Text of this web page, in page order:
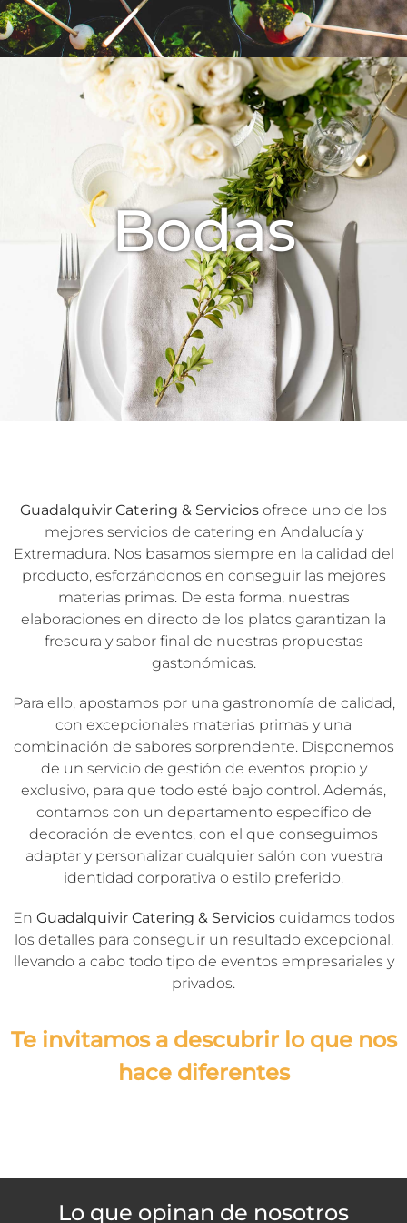
Bodas
Guadalquivir Catering & Servicios ofrece uno de los
mejores servicios de catering en Andalucía y
Extremadura. Nos basamos siempre en la calidad del
producto, esforzándonos en conseguir las mejores
materias primas. De esta forma, nuestras
elaboraciones en directo de los platos garantizan la
frescura y sabor final de nuestras propuestas
gastonómicas.
Para ello, apostamos por una gastronomía de calidad,
con excepcionales materias primas y una
combinación de sabores sorprendente. Disponemos
de un servicio de gestión de eventos propio y
exclusivo, para que todo esté bajo control. Además,
contamos con un departamento específico de
decoración de eventos, con el que conseguimos
adaptar y personalizar cualquier salón con vuestra
identidad corporativa o estilo preferido.
En Guadalquivir Catering & Servicioscuidamos todos
los detalles para conseguir un resultado excepcional,
llevando a cabo todo tipo de eventos empresariales y
privados.
Te invitamos a descubrir lo que nos
hace diferentes
Lo que opinan de nosotros